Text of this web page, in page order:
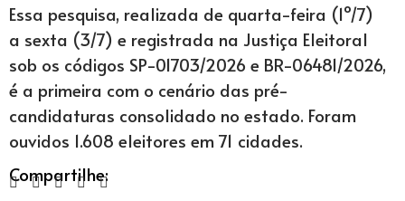
Essa pesquisa, realizada de quarta-feira (1º/7)
a sexta (3/7) e registrada na Justiça Eleitoral
sob os códigos SP-01703/2026 e BR-06481/2026,
é a primeira com o cenário das pré-
candidaturas consolidado no estado. Foram
ouvidos 1.608 eleitores em 71 cidades.
Compartilhe: